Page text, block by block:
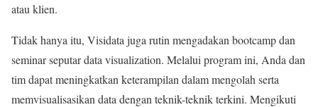
atau klien.
Tidak hanya itu, Visidata juga rutin mengadakan bootcamp dan
seminar seputar data visualization. Melalui program ini, Anda dan
tim dapat meningkatkan keterampilan dalam mengolah serta
memvisualisasikan data dengan teknik-teknik terkini. Mengikuti